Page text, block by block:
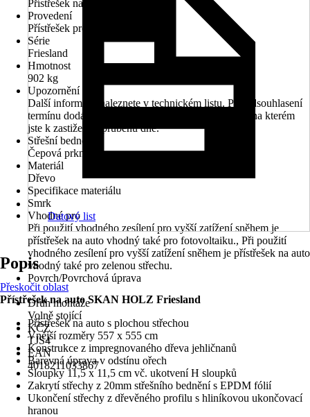
Přístřešek na auto
Provedení
Přístřešek pro dvě auta
Série
Friesland
Hmotnost
902 kg
Upozornění
Další informace naleznete v technickém listu. Pro odsouhlasení
termínu dodání prosím uveďte Vaše telefonní číslo, na kterém
jste k zastižení v průběhu dne.
Střešní bednění
Čepová prkna
Materiál
Dřevo
Specifikace materiálu
Smrk
Vhodné pro
Při použití vhodného zesílení pro vyšší zatížení sněhem je
přístřešek na auto vhodný také pro fotovoltaiku., Při použití
vhodného zesílení pro vyšší zatížení sněhem je přístřešek na auto
vhodný také pro zelenou střechu.
Povrch/Povrchová úprava
-
Druh montáže
Volně stojící
KČZ
TJS4
EAN
4018211033867
Datový list
Popis
Přeskočit oblast
Přístřešek na auto SKAN HOLZ Friesland
Přístřešek na auto s plochou střechou
Vnější rozměry 557 x 555 cm
Konstrukce z impregnovaného dřeva jehličnanů
Barevná úprava v odstínu ořech
Sloupky 11,5 x 11,5 cm vč. ukotvení H sloupků
Zakrytí střechy z 20mm střešního bednění s EPDM fólií
Ukončení střechy z dřevěného profilu s hliníkovou ukončovací
hranou